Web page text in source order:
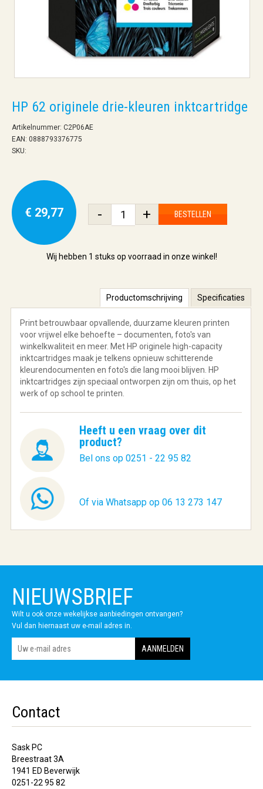
HP 62 originele drie-kleuren inktcartridge
Artikelnummer: C2P06AE
EAN: 0888793376775
SKU:
€ 29,77 - + BESTELLEN
Wij hebben 1 stuks op voorraad in onze winkel!
Productomschrijving Specificaties
Print betrouwbaar opvallende, duurzame kleuren printen
voor vrijwel elke behoefte – documenten, foto's van
winkelkwaliteit en meer. Met HP originele high-capacity
inktcartridges maak je telkens opnieuw schitterende
kleurendocumenten en foto's die lang mooi blijven. HP
inktcartridges zijn speciaal ontworpen zijn om thuis, op het
werk of op school te printen.
Heeft u een vraag over dit
product?
Bel ons op 0251 - 22 95 82
Of via Whatsapp op 06 13 273 147
NIEUWSBRIEF
Wilt u ook onze wekelijkse aanbiedingen ontvangen?
Vul dan hiernaast uw e-mail adres in.
Contact
Sask PC
Breestraat 3A
1941 ED Beverwijk
0251-22 95 82